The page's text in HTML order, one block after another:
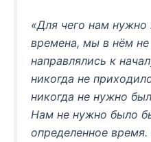
«Для чего нам нужно
времена, мы в нём
направлялись к
никогда не
никогда не нужно
Нам не нужно было
определенное время.